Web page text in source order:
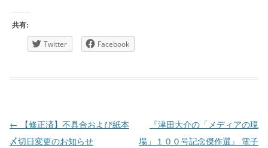
共有:
Twitter Facebook
投稿ナビゲーション
← 【修正済】不具合および紙本
〆切日変更のお知らせ
『津田大介の「メディアの現
場」１００号記念傑作選』 電子